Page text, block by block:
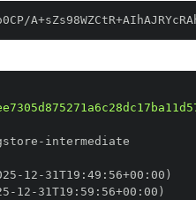
-
- 12 - 31T19 : 49 : 56+00 :
- 12 - 31T19 : 59 : 56+00 :